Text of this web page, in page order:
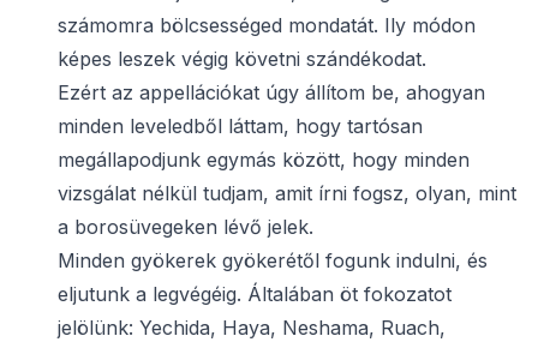
számomra bölcsességed mondatát. Ily módon
képes leszek végig követni szándékodat.
Ezért az appellációkat úgy állítom be, ahogyan
minden leveledből láttam, hogy tartósan
megállapodjunk egymás között, hogy minden
vizsgálat nélkül tudjam, amit írni fogsz, olyan, mint
a borosüvegeken lévő jelek.
Minden gyökerek gyökerétől fogunk indulni, és
eljutunk a legvégéig. Általában öt fokozatot
jelölünk: Yechida, Haya, Neshama, Ruach,